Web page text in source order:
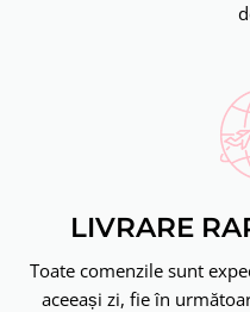
LIVRARE
Toate comenzile sunt
aceeași zi, fie în